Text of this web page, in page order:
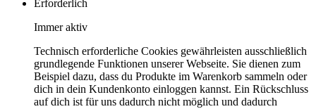
Erforderlich
Immer aktiv
Technisch erforderliche Cookies gewährleisten ausschließlich
grundlegende Funktionen unserer Webseite. Sie dienen zum
Beispiel dazu, dass du Produkte im Warenkorb sammeln oder
dich in dein Kundenkonto einloggen kannst. Ein Rückschluss
auf dich ist für uns dadurch nicht möglich und dadurch